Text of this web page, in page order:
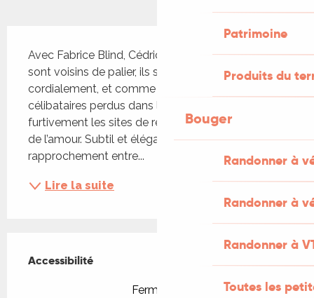
Patrimoine
Produits du
Bouger
Randonner à
Randonner à
Randonner à
Toutes les
Avec Fabrice Blind, Cédric Clodic et Jade Brun. Ils
sont voisins de palier, ils se détestent
cordialement, et comme des millions de
célibataires perdus dans la ville, ils explorent
furtivement les sites de rencontre à la recherche
de l’amour. Subtil et élégant, cet improbable
rapprochement entre...
Lire la suite
Accessibilité
Accessibilité
Fermer